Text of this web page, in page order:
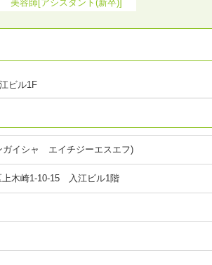
美容師[アシスタント(新卒)]
ビル1F
ガイシャ エイチジーエスエフ)
上木崎1-10-15 入江ビル1階